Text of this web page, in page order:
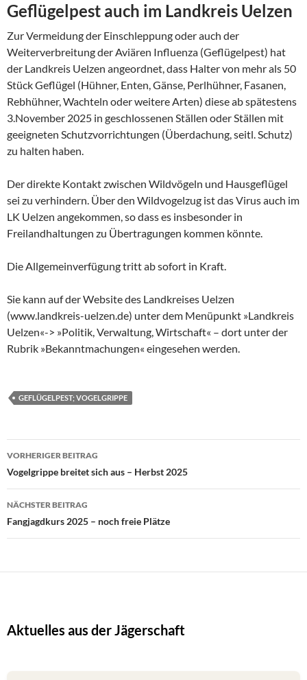
Geflügelpest auch im Landkreis Uelzen
Zur Vermeidung der Einschleppung oder auch der
Weiterverbreitung der Aviären Influenza (Geflügelpest) hat
der Landkreis Uelzen angeordnet, dass Halter von mehr als 50
Stück Geflügel (Hühner, Enten, Gänse, Perlhühner, Fasanen,
Rebhühner, Wachteln oder weitere Arten) diese ab spätestens
3.November 2025 in geschlossenen Ställen oder Ställen mit
geeigneten Schutzvorrichtungen (Überdachung, seitl. Schutz)
zu halten haben.
Der direkte Kontakt zwischen Wildvögeln und Hausgeflügel
sei zu verhindern. Über den Wildvogelzug ist das Virus auch im
LK Uelzen angekommen, so dass es insbesonder in
Freilandhaltungen zu Übertragungen kommen könnte.
Die Allgemeinverfügung tritt ab sofort in Kraft.
Sie kann auf der Website des Landkreises Uelzen
(www.landkreis-uelzen.de) unter dem Menüpunkt »Landkreis
Uelzen«-> »Politik, Verwaltung, Wirtschaft« – dort unter der
Rubrik »Bekanntmachungen« eingesehen werden.
GEFLÜGELPEST; VOGELGRIPPE
Beitragsnavigation
VORHERIGER BEITRAG
Vogelgrippe breitet sich aus – Herbst 2025
NÄCHSTER BEITRAG
Fangjagdkurs 2025 – noch freie Plätze
Aktuelles aus der Jägerschaft